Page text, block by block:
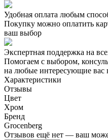
Удобная оплата любым
Покупку можно оплатить
ваш выбор
Экспертная поддержка на
Помогаем с выбором,
на любые интересующие вас
Характеристики
Отзывы
Цвет
Хром
Бренд
Grocenberg
Отзывов ещё нет — ваш